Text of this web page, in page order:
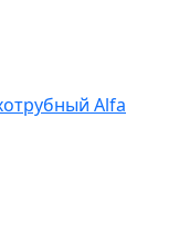
Alfa